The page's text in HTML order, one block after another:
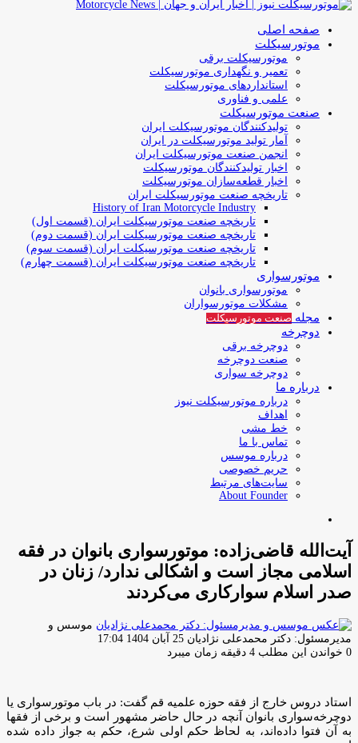
صفحه اصلی
موتورسیکلت
موتورسیکلت برقی
تعمیر و نگهداری موتورسیکلت
استانداردهای موتورسیکلت
علمی و فناوری
صنعت موتورسیکلت
تولیدکنندگان موتورسیکلت ایران
آمار تولید موتورسیکلت در ایران
انجمن صنعت موتورسیکلت ایران
اخبار تولیدکنندگان موتورسیکلت
اخبار قطعه‌سازان موتورسیکلت
تاریخچه صنعت موتورسیکلت ایران
History of Iran Motorcycle Industry
تاریخچه صنعت موتورسیکلت ایران (قسمت اول)
تاریخچه صنعت موتورسیکلت ایران (قسمت دوم)
تاریخچه صنعت موتورسیکلت ایران (قسمت سوم)
تاریخچه صنعت موتورسیکلت ایران (قسمت چهارم)
موتورسواری
موتورسواری بانوان
مشکلات موتورسواران
مجله صنعت موتورسیکلت
دوچرخه
دوچرخه برقی
صنعت دوچرخه
دوچرخه سواری
درباره ما
درباره موتورسیکلت نیوز
اهداف
خط مشی
تماس با ما
درباره موسس
حریم خصوصی
سایت‌های مرتبط
About Founder
آیت‌الله قاضی‌زاده: موتورسواری بانوان در فقه
اسلامی مجاز است و اشکالی ندارد/ زنان در
صدر اسلام سوارکاری می‌کردند
موسس و
مدیرمسئول: دکتر محمدعلی نژادیان ارسال
ایمیل
25 آبان 1404 17:04
0 خواندن این مطلب 4 دقیقه زمان میبرد
استاد دروس خارج از فقه حوزه علمیه قم گفت: در باب موتورسواری یا
دوچرخه‌سواری بانوان آنچه در حال حاضر مشهور است و برخی از فقها
به آن فتوا داده‌اند، به لحاظ حکم اولی شرع، حکم به جواز داده شده